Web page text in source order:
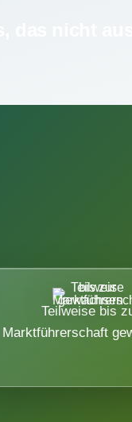
Teilweise bis
Marktführerschaft